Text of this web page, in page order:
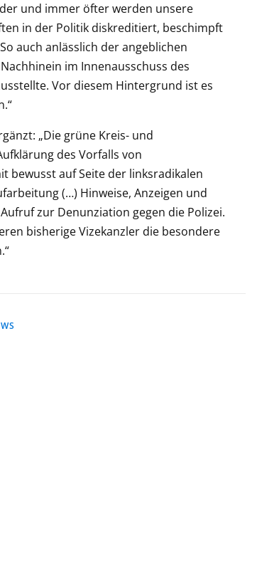
und immer öfter werden unsere
in der Politik diskreditiert, beschimpft
auch anlässlich der angeblichen
im Innenausschuss des
Vor diesem Hintergrund ist es
„Die grüne Kreis- und
des Vorfalls von
bewusst auf Seite der linksradikalen
(…) Hinweise, Anzeigen und
zur Denunziation gegen die Polizei.
bisherige Vizekanzler die besondere